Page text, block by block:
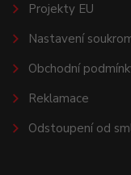
Projekty EU
Nastavení
Obchodní
Reklamace
Odstoupení od